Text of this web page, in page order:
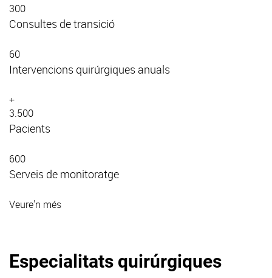
300
Consultes de transició
60
Intervencions quirúrgiques anuals
+
3.500
Pacients
600
Serveis de monitoratge
Veure'n més
Especialitats quirúrgiques